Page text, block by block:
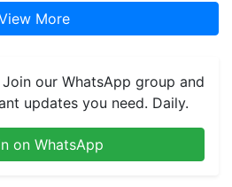
More
our WhatsApp group and
updates you need. Daily.
on WhatsApp